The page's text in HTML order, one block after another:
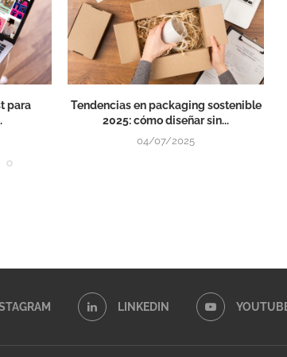
para
Tendencias en packaging sostenible
2025: cómo diseñar sin...
04/07/2025
LINKEDIN